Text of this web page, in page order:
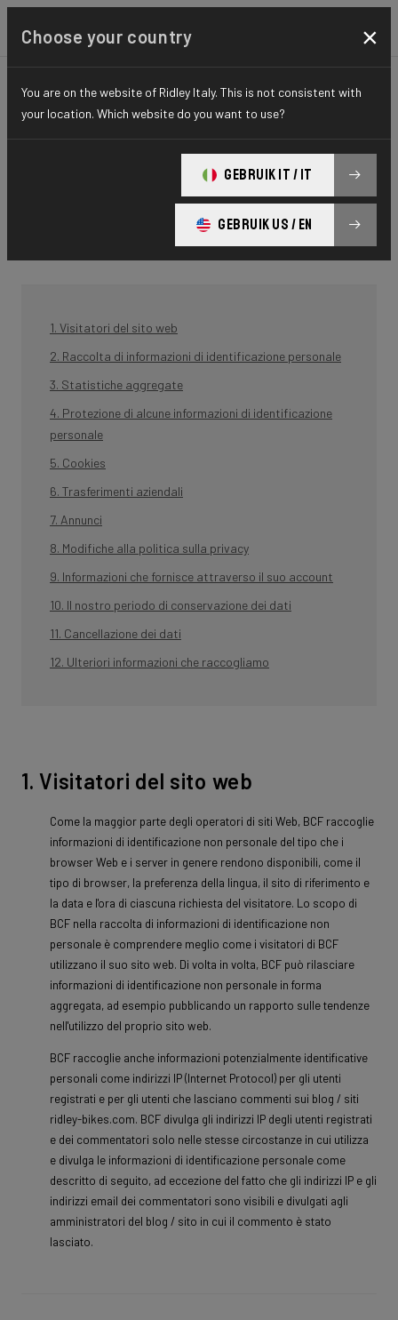
Informativa
sulla privacy
BCF ("Belgian Cycling Factory") gestisce ridley-bikes.com e potrebbe
gestire altri siti web. La politica di BCF è quella di rispettare la vostra
privacy per quanto riguarda le informazioni raccolte durante l'utilizzo
1. Visitatori del sito web
2. Raccolta di informazioni di identificazione personale
3. Statistiche aggregate
4. Protezione di alcune informazioni di identificazione
personale
5. Cookies
6. Trasferimenti aziendali
7. Annunci
8. Modifiche alla politica sulla privacy
9. Informazioni che fornisce attraverso il suo account
10. Il nostro periodo di conservazione dei dati
11. Cancellazione dei dati
12. Ulteriori informazioni che raccogliamo
1. Visitatori del sito web
Come la maggior parte degli operatori di siti Web, BCF raccoglie
informazioni di identificazione non personale del tipo che i
browser Web e i server in genere rendono disponibili, come il
tipo di browser, la preferenza della lingua, il sito di riferimento e
la data e l'ora di ciascuna richiesta del visitatore. Lo scopo di
BCF nella raccolta di informazioni di identificazione non
personale è comprendere meglio come i visitatori di BCF
utilizzano il suo sito web. Di volta in volta, BCF può rilasciare
informazioni di identificazione non personale in forma
aggregata, ad esempio pubblicando un rapporto sulle tendenze
nell'utilizzo del proprio sito web.
BCF raccoglie anche informazioni potenzialmente identificative
personali come indirizzi IP (Internet Protocol) per gli utenti
registrati e per gli utenti che lasciano commenti sui blog / siti
ridley-bikes.com. BCF divulga gli indirizzi IP degli utenti registrati
e dei commentatori solo nelle stesse circostanze in cui utilizza
e divulga le informazioni di identificazione personale come
descritto di seguito, ad eccezione del fatto che gli indirizzi IP e gli
indirizzi email dei commentatori sono visibili e divulgati agli
amministratori del blog / sito in cui il commento è stato
lasciato.
Choose your country ×
You are on the website of Ridley Italy. This is not consistent with
your location. Which website do you want to use?
GEBRUIK IT / IT
GEBRUIK US / EN